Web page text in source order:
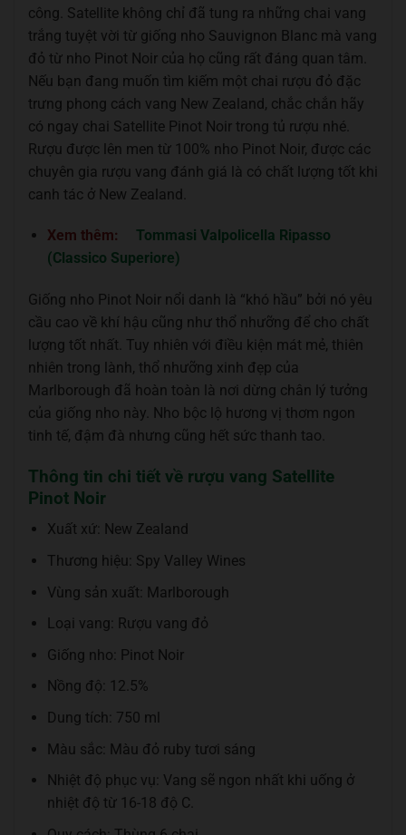
công. Satellite không chỉ đã tung ra những chai vang
trắng tuyệt vời từ giống nho Sauvignon Blanc mà vang
đỏ từ nho Pinot Noir của họ cũng rất đáng quan tâm.
Nếu bạn đang muốn tìm kiếm một chai rượu đỏ đặc
trưng phong cách vang New Zealand, chắc chắn hãy
có ngay chai Satellite Pinot Noir trong tủ rượu nhé.
Rượu được lên men từ 100% nho Pinot Noir, được các
chuyên gia rượu vang đánh giá là có chất lượng tốt khi
canh tác ở New Zealand.
Xem thêm:
Tommasi Valpolicella Ripasso
(Classico Superiore)
Giống nho Pinot Noir nổi danh là “khó hầu” bởi nó yêu
cầu cao về khí hậu cũng như thổ nhưỡng để cho chất
lượng tốt nhất. Tuy nhiên với điều kiện mát mẻ, thiên
nhiên trong lành, thổ nhưỡng xinh đẹp của
Marlborough đã hoàn toàn là nơi dừng chân lý tưởng
của giống nho này. Nho bộc lộ hương vị thơm ngon
tinh tế, đậm đà nhưng cũng hết sức thanh tao.
Thông tin chi tiết về rượu vang Satellite
Pinot Noir
Xuất xứ: New Zealand
Thương hiệu: Spy Valley Wines
Vùng sản xuất: Marlborough
Loại vang: Rượu vang đỏ
Giống nho: Pinot Noir
Nồng độ: 12.5%
Dung tích: 750 ml
Màu sắc: Màu đỏ ruby tươi sáng
Nhiệt độ phục vụ: Vang sẽ ngon nhất khi uống ở
nhiệt độ từ 16-18 độ C.